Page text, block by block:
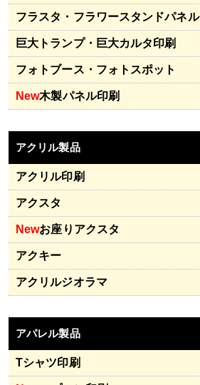
フラスタ・フラワースタンドパネル
巨大トランプ・巨大カルタ印刷
フォトブース・フォトスポット
New木製パネル印刷
アクリル製品
アクリル印刷
アクスタ
Newお座りアクスタ
アクキー
アクリルジオラマ
アパレル製品
Tシャツ印刷